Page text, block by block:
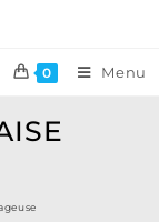
0 Menu